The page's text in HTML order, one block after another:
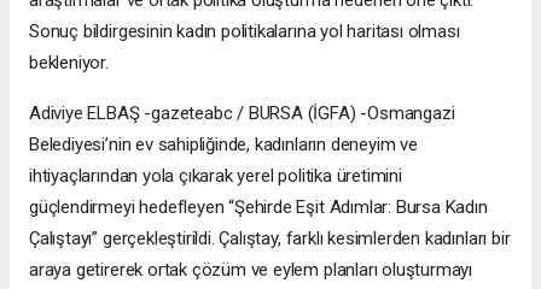
Sonuç bildirgesinin kadın politikalarına yol haritası olması
bekleniyor.
Adiviye ELBAŞ -gazeteabc / BURSA (İGFA) -Osmangazi
Belediyesi’nin ev sahipliğinde, kadınların deneyim ve
ihtiyaçlarından yola çıkarak yerel politika üretimini
güçlendirmeyi hedefleyen “Şehirde Eşit Adımlar: Bursa Kadın
Çalıştayı” gerçekleştirildi. Çalıştay, farklı kesimlerden kadınları bir
araya getirerek ortak çözüm ve eylem planları oluşturmayı